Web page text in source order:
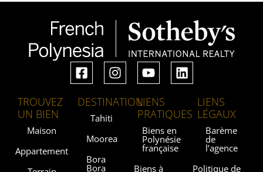
TROUVEZ
UN BIEN
Maison
Appartement
DESTINATION
Tahiti
Moorea
Bora
Bora
LIENS
PRATIQUES
Biens en
Polynésie
française
Biens à
LIENS
LÉGAUX
Barème
de
l’agence
Politique de